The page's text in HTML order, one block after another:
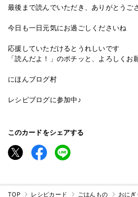
最後まで読んでいただき、ありがとうご
今日も一日元気にお過ごしくださいね
応援していただけるとうれしいです
「読んだよ！」のポチッと、よろしくお
にほんブログ村
レシピブログに参加中♪
このカードをシェアする
TOP レシピカード ごはんもの おにぎ